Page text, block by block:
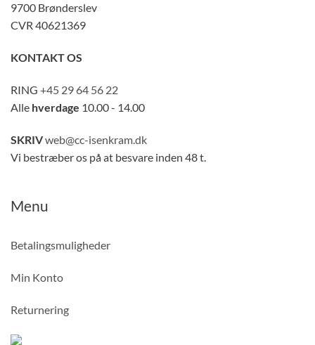
9700 Brønderslev
CVR 40621369
KONTAKT OS
RING +45 29 64 56 22
Alle hverdage 10.00 - 14.00
SKRIVweb@cc-isenkram.dk
Vi bestræber os på at besvare inden 48 t.
Menu
Betalingsmuligheder
Min Konto
Returnering